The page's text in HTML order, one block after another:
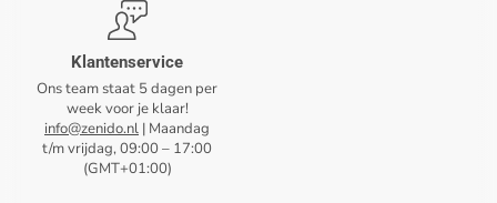
Klantenservice
Ons team staat 5 dagen per
week voor je klaar!
info@zenido.nl | Maandag
t/m vrijdag, 09:00 – 17:00
(GMT+01:00)